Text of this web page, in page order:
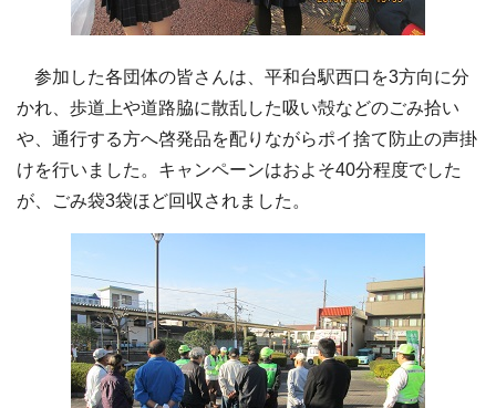
参加した各団体の皆さんは、平和台駅西口を3方向に分
かれ、歩道上や道路脇に散乱した吸い殻などのごみ拾い
や、通行する方へ啓発品を配りながらポイ捨て防止の声掛
けを行いました。キャンペーンはおよそ40分程度でした
が、ごみ袋3袋ほど回収されました。